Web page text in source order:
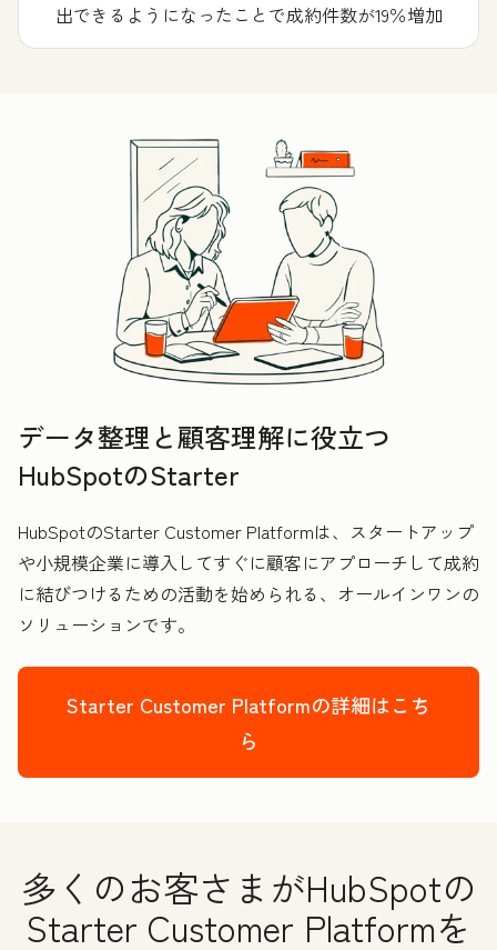
出できるようになったことで成約件数が19％増加
データ整理と顧客理解に役立つ
HubSpotのStarter
HubSpotのStarter Customer Platformは、スタートアップ
や小規模企業に導入してすぐに顧客にアプローチして成約
に結びつけるための活動を始められる、オールインワンの
ソリューションです。
Starter Customer Platformの詳細はこち
ら
多くのお客さまがHubSpotの
Starter Customer Platformを